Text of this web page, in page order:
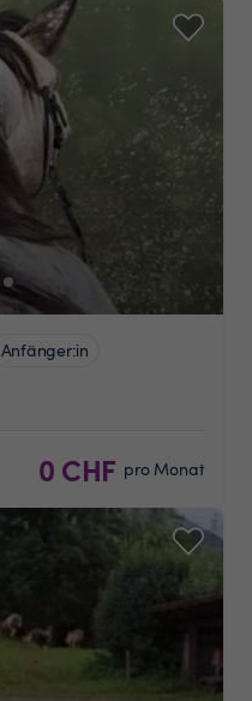
Anfänger:in
0 CHF pro Monat